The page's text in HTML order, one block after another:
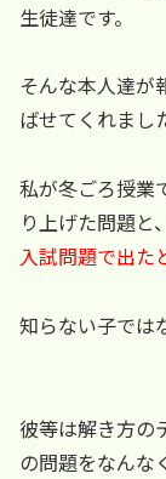
生徒達です。
そんな本人達が
ばせてくれまし
私が冬ごろ授業
り上げた問題と、
入試問題で出た
知らない子では
彼等は解き方の
の問題をなんな